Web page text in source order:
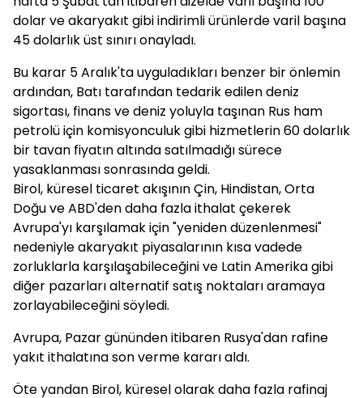
dolar ve akaryakıt gibi indirimli ürünlerde varil başına
45 dolarlık üst sınırı onayladı.
Bu karar 5 Aralık'ta uyguladıkları benzer bir önlemin
ardından, Batı tarafından tedarik edilen deniz
sigortası, finans ve deniz yoluyla taşınan Rus ham
petrolü için komisyonculuk gibi hizmetlerin 60 dolarlık
bir tavan fiyatın altında satılmadığı sürece
yasaklanması sonrasında geldi.
Birol, küresel ticaret akışının Çin, Hindistan, Orta
Doğu ve ABD'den daha fazla ithalat çekerek
Avrupa'yı karşılamak için "yeniden düzenlenmesi"
nedeniyle akaryakıt piyasalarının kısa vadede
zorluklarla karşılaşabileceğini ve Latin Amerika gibi
diğer pazarları alternatif satış noktaları aramaya
zorlayabileceğini söyledi.
Avrupa, Pazar gününden itibaren Rusya'dan rafine
yakıt ithalatına son verme kararı aldı.
Öte yandan Birol, küresel olarak daha fazla rafinaj